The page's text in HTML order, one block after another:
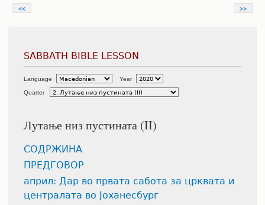
<< >>
SABBATH BIBLE LESSON
Language Year
Quarter
Лутање низ пустината (II)
СОДРЖИНА
ПРЕДГОВОР
април: Дар во првата сабота за црквата и
централата во Јоханесбург